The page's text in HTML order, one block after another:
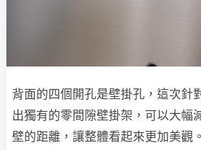
背面的四個開孔是壁掛孔，這次針
出獨有的零間隙壁掛架，可以大幅
壁的距離，讓整體看起來更加美觀。